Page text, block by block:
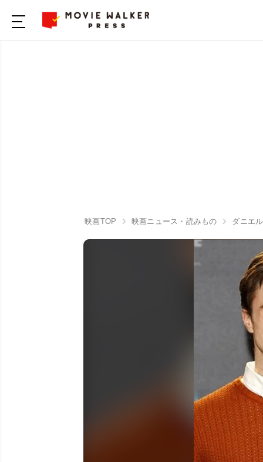
映画TOP 映画ニュース・読みもの ダニエ